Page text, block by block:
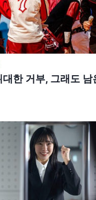
대한 거부, 그래도 남